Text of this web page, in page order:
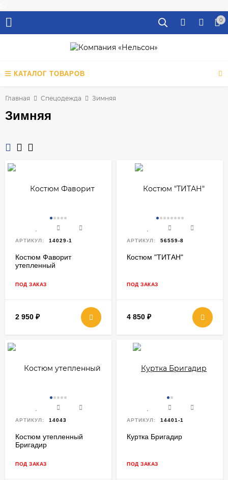
0
КАТАЛОГ ТОВАРОВ
Главная Спецодежда Зимняя
Зимняя
АРТИКУЛ: 14029-1
Костюм Фаворит
утепленный
ПОД ЗАКАЗ
2 950 ₽
АРТИКУЛ: 56559-8
Костюм "ТИТАН"
ПОД ЗАКАЗ
4 850 ₽
АРТИКУЛ: 14043
Костюм утепленный
Бригадир
ПОД ЗАКАЗ
АРТИКУЛ: 14401-1
Куртка Бригадир
ПОД ЗАКАЗ